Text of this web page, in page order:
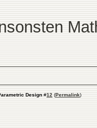
Design #12 (Permalink)